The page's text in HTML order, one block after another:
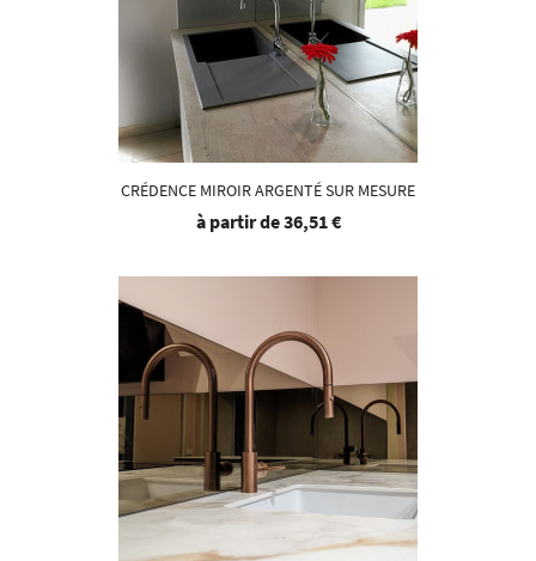
CRÉDENCE MIROIR ARGENTÉ SUR MESURE
à partir de36,51 €